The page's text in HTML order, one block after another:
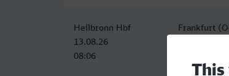
Heilbronn Hbf
13.08.26
08:06
Frankfurt